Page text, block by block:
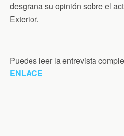
desgrana su opinión sobre el
Exterior.
Puedes leer la entrevista
ENLACE